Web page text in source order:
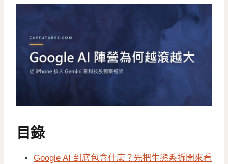
目錄
Google AI 到底包含什麼？先把生態系拆開來看